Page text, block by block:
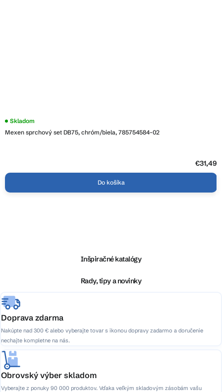
Mexen sprchový set DB75, chróm/biela, 785754584-02
Skladom
€31,49
Do košíka
e
Inšpiračné katalógy
Rady, tipy a novinky
Doprava zdarma
Nakúpte nad 300 € alebo vyberajte tovar s ikonou dopravy zadarmo a doručenie
nechajte kompletne na nás.
Obrovský výber skladom
Vyberajte z ponuky 90 000 produktov. Vďaka veľkým skladovým zásobám vašu